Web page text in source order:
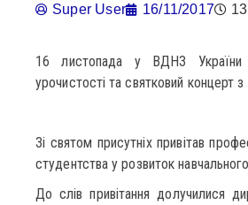
Super User 16/11/2017
16 листопада у ВДНЗ України
урочистості та святковий концерт
Зі святом присутніх привітав
студентства у розвиток
До слів привітання долучилися